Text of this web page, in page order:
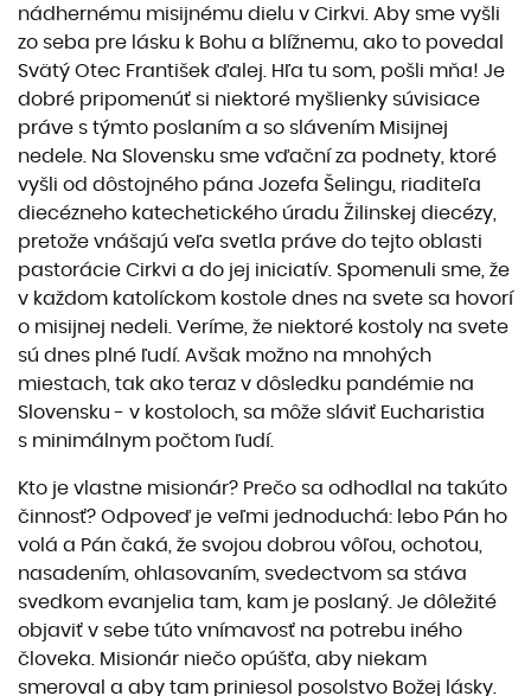
nádhernému misijnému dielu v Cirkvi. Aby sme vyšli
zo seba pre lásku k Bohu a blížnemu, ako to povedal
Svätý Otec František ďalej. Hľa tu som, pošli mňa! Je
dobré pripomenúť si niektoré myšlienky súvisiace
práve s týmto poslaním a so slávením Misijnej
nedele. Na Slovensku sme vďační za podnety, ktoré
vyšli od dôstojného pána Jozefa Šelingu, riaditeľa
diecézneho katechetického úradu Žilinskej diecézy,
pretože vnášajú veľa svetla práve do tejto oblasti
pastorácie Cirkvi a do jej iniciatív. Spomenuli sme, že
v každom katolíckom kostole dnes na svete sa hovorí
o misijnej nedeli. Veríme, že niektoré kostoly na svete
sú dnes plné ľudí. Avšak možno na mnohých
miestach, tak ako teraz v dôsledku pandémie na
Slovensku - v kostoloch, sa môže sláviť Eucharistia
s minimálnym počtom ľudí.
Kto je vlastne misionár? Prečo sa odhodlal na takúto
činnosť? Odpoveď je veľmi jednoduchá: lebo Pán ho
volá a Pán čaká, že svojou dobrou vôľou, ochotou,
nasadením, ohlasovaním, svedectvom sa stáva
svedkom evanjelia tam, kam je poslaný. Je dôležité
objaviť v sebe túto vnímavosť na potrebu iného
človeka. Misionár niečo opúšťa, aby niekam
smeroval a aby tam priniesol posolstvo Božej lásky.